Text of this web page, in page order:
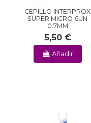
CEPILLO INTERPROX
SUPER MICRO 6UN
0.7MM
5,50 €
Añadir